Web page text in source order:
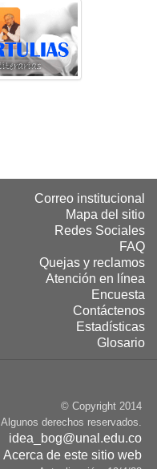
Correo institucional
Mapa del sitio
Redes Sociales
FAQ
Quejas y reclamos
Atención en línea
Encuesta
Contáctenos
Estadísticas
Glosario
© Copyright 2014
Algunos derechos reservados.
idea_bog@unal.edu.co
Acerca de este sitio web